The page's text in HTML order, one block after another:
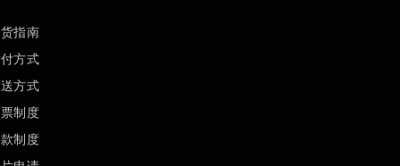
指南
方式
方式
制度
制度